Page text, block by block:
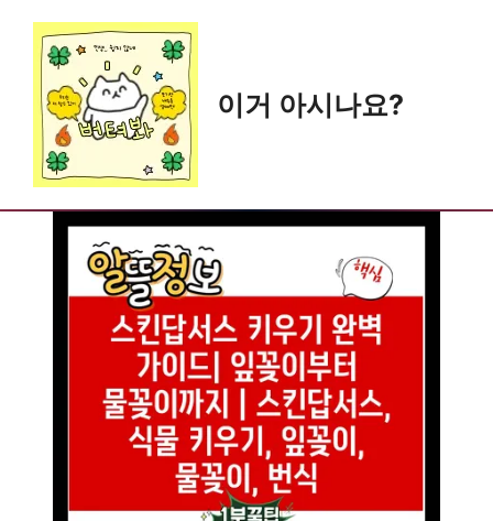
content
이거 아시나요?